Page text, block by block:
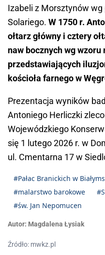
Izabeli z Morsztynów
Solariego. W 1750 r.
ołtarz główny i cztery
naw bocznych wg wzoru
przedstawiających
kościoła farnego w
Prezentacja wyników
Antoniego Herliczki
Wojewódzkiego
się 1 lutego 2026 r. w
ul. Cmentarna 17 w
#Pałac Branickich w
#malarstwo barokowe
#św. Jan Nepomucen
Autor: Magdalena Łysiak
Źródło: mwkz.pl